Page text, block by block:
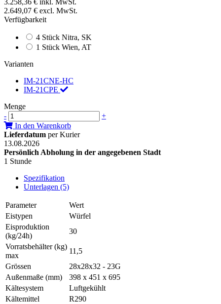
3.258,36 € inkl. MwSt.
2.649,07 € excl. MwSt.
Verfügbarkeit
4 Stück Nitra, SK
1 Stück Wien, AT
Varianten
IM-21CNE-HC
IM-21CPE
Menge
-
+
In den Warenkorb
Lieferdatum per Kurier
13.08.2026
Persönlich Abholung in der angegebenen Stadt
1 Stunde
Spezifikation
Unterlagen (5)
Parameter
Wert
Eistypen
Würfel
Eisproduktion
(kg/24h)
30
Vorratsbehälter (kg)
max
11,5
Grössen
28x28x32 - 23G
Außenmaße (mm)
398 x 451 x 695
Kältesystem
Luftgekühlt
Kältemittel
R290